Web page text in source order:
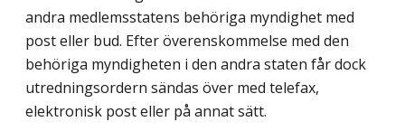
andra medlemsstatens behöriga myndighet med
post eller bud. Efter överenskommelse med den
behöriga myndigheten i den andra staten får dock
utredningsordern sändas över med telefax,
elektronisk post eller på annat sätt.